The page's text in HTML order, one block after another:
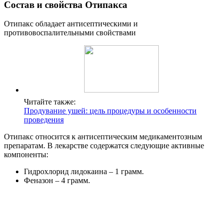
Состав и свойства Отипакса
Отипакс обладает антисептическими и
противовоспалительными свойствами
Читайте также:
Продувание ушей: цель процедуры и особенности
проведения
Отипакс относится к антисептическим медикаментозным
препаратам. В лекарстве содержатся следующие активные
компоненты:
Гидрохлорид лидокаина – 1 грамм.
Феназон – 4 грамм.